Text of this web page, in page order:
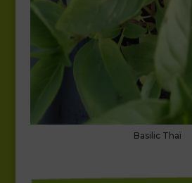
Basilic Thaï